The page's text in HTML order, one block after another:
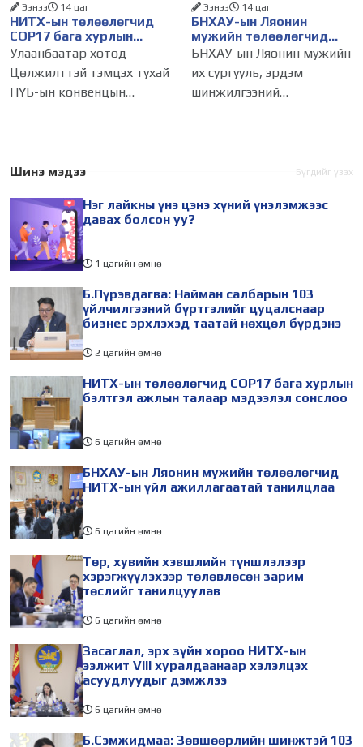
НИТХ-ын төлөөлөгчид
COP17 бага хурлын
бэлтгэл ажлын талаар
мэдээлэл сонслоо
Ээнээ 14 цаг
Улаанбаатар хотод
Цөлжилттэй тэмцэх тухай
НҮБ-ын конвенцын
өдөр зохион
холбогдуулан Нийслэлийн
БНХАУ-ын Ляонин
мужийн төлөөлөгчид
НИТХ-ын үйл
танилцлаа
Ээнээ 14 цаг
БНХАУ-ын Ляонин мужийн
их сургууль, эрдэм
шинжилгээний
төлөөлөгчид Монгол
айлчлалынхаа хүрээнд
Шинэ мэдээ Бүгдийг үзэх
Нэг лайкны үнэ цэнэ хүний үнэлэмжээс
давах болсон уу?
1 цагийн өмнө
Б.Пүрэвдагва: Найман салбарын 103
үйлчилгээний бүртгэлийг цуцалснаар
бизнес эрхлэхэд таатай нөхцөл бүрдэнэ
2 цагийн өмнө
НИТХ-ын төлөөлөгчид COP17 бага хурлын
бэлтгэл ажлын талаар мэдээлэл сонслоо
6 цагийн өмнө
БНХАУ-ын Ляонин мужийн төлөөлөгчид
НИТХ-ын үйл ажиллагаатай танилцлаа
6 цагийн өмнө
Төр, хувийн хэвшлийн түншлэлээр
хэрэгжүүлэхээр төлөвлөсөн зарим
төслийг танилцуулав
6 цагийн өмнө
Засаглал, эрх зүйн хороо НИТХ-ын
ээлжит VIII хуралдаанаар хэлэлцэх
асуудлуудыг дэмжлээ
6 цагийн өмнө
Б.Сэмжидмаа: Зөвшөөрлийн шинжтэй 103